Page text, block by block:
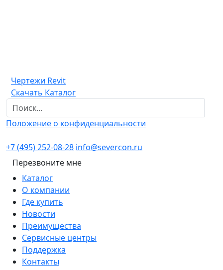
Чертежи Revit
Скачать Каталог
Положение о конфиденциальности
+7 (495) 252-08-28 info@severcon.ru
Перезвоните мне
Каталог
О компании
Где купить
Новости
Преимущества
Сервисные центры
Поддержка
Контакты